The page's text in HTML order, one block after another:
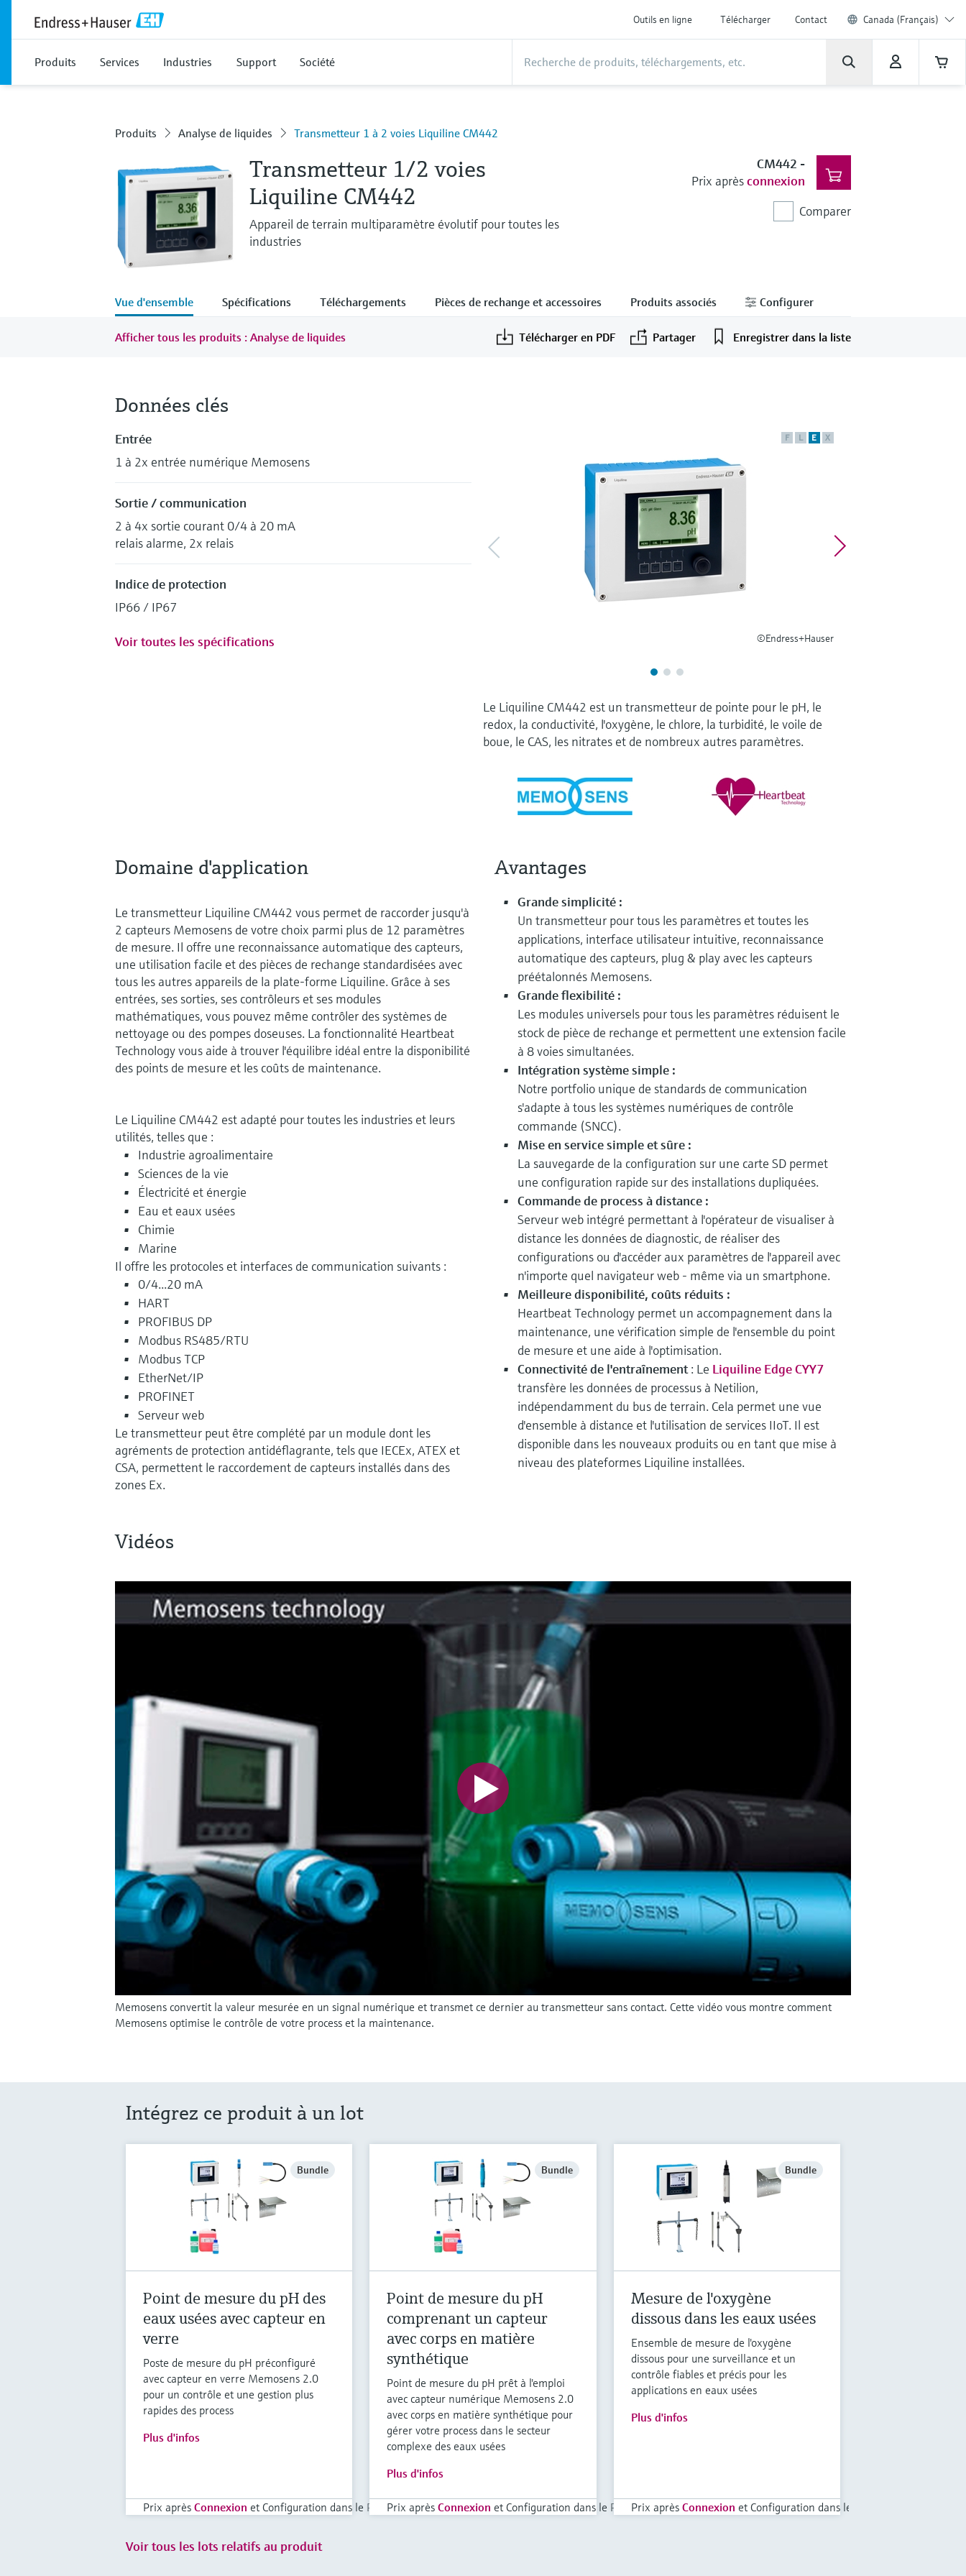
Outils en ligne Télécharger Contact Canada (Français)
Produits Services Industries Support Société
Produits Analyse de liquides Transmetteur 1 à 2 voies Liquiline CM442
Transmetteur 1/2 voies
Liquiline CM442
Appareil de terrain multiparamètre évolutif pour toutes les
industries
CM442 -
Prix aprèsconnexion
Comparer
Vue d'ensemble Spécifications Téléchargements Pièces de rechange et accessoires Produits associés Configurer
Afficher tous les produits : Analyse de liquides Télécharger en PDF Partager Enregistrer dans la liste
F L E X
©Endress+Hauser
Le Liquiline CM442 est un transmetteur de pointe pour le pH, le
redox, la conductivité, l'oxygène, le chlore, la turbidité, le voile de
boue, le CAS, les nitrates et de nombreux autres paramètres.
Données clés
Entrée
1 à 2x entrée numérique Memosens
Sortie / communication
2 à 4x sortie courant 0/4 à 20 mA
relais alarme, 2x relais
Indice de protection
IP66 / IP67
Voir toutes les spécifications
Domaine d'application
Le transmetteur Liquiline CM442 vous permet de raccorder jusqu'à
2 capteurs Memosens de votre choix parmi plus de 12 paramètres
de mesure. Il offre une reconnaissance automatique des capteurs,
une utilisation facile et des pièces de rechange standardisées avec
tous les autres appareils de la plate-forme Liquiline. Grâce à ses
entrées, ses sorties, ses contrôleurs et ses modules
mathématiques, vous pouvez même contrôler des systèmes de
nettoyage ou des pompes doseuses. La fonctionnalité Heartbeat
Technology vous aide à trouver l'équilibre idéal entre la disponibilité
des points de mesure et les coûts de maintenance.
Le Liquiline CM442 est adapté pour toutes les industries et leurs
utilités, telles que :
Industrie agroalimentaire
Sciences de la vie
Électricité et énergie
Eau et eaux usées
Chimie
Marine
Il offre les protocoles et interfaces de communication suivants :
0/4...20 mA
HART
PROFIBUS DP
Modbus RS485/RTU
Modbus TCP
EtherNet/IP
PROFINET
Serveur web
Le transmetteur peut être complété par un module dont les
agréments de protection antidéflagrante, tels que IECEx, ATEX et
CSA, permettent le raccordement de capteurs installés dans des
zones Ex.
Avantages
Grande simplicité :
Un transmetteur pour tous les paramètres et toutes les
applications, interface utilisateur intuitive, reconnaissance
automatique des capteurs, plug & play avec les capteurs
préétalonnés Memosens.
Grande flexibilité :
Les modules universels pour tous les paramètres réduisent le
stock de pièce de rechange et permettent une extension facile
à 8 voies simultanées.
Intégration système simple :
Notre portfolio unique de standards de communication
s'adapte à tous les systèmes numériques de contrôle
commande (SNCC).
Mise en service simple et sûre :
La sauvegarde de la configuration sur une carte SD permet
une configuration rapide sur des installations dupliquées.
Commande de process à distance :
Serveur web intégré permettant à l'opérateur de visualiser à
distance les données de diagnostic, de réaliser des
configurations ou d'accéder aux paramètres de l'appareil avec
n'importe quel navigateur web - même via un smartphone.
Meilleure disponibilité, coûts réduits :
Heartbeat Technology permet un accompagnement dans la
maintenance, une vérification simple de l'ensemble du point
de mesure et une aide à l'optimisation.
Connectivité de l'entraînement: Le Liquiline Edge CYY7
transfère les données de processus à Netilion,
indépendamment du bus de terrain. Cela permet une vue
d'ensemble à distance et l'utilisation de services IIoT. Il est
disponible dans les nouveaux produits ou en tant que mise à
niveau des plateformes Liquiline installées.
Vidéos
Memosens convertit la valeur mesurée en un signal numérique et transmet ce dernier au transmetteur sans contact. Cette vidéo vous montre comment
Memosens optimise le contrôle de votre process et la maintenance.
Intégrez ce produit à un lot
Bundle
Point de mesure du pH des
eaux usées avec capteur en
verre
Poste de mesure du pH préconfiguré
avec capteur en verre Memosens 2.0
pour un contrôle et une gestion plus
rapides des process
Plus d'infos
Prix après Connexion et Configuration dans le Panier
Bundle
Point de mesure du pH
comprenant un capteur
avec corps en matière
synthétique
Point de mesure du pH prêt à l'emploi
avec capteur numérique Memosens 2.0
avec corps en matière synthétique pour
gérer votre process dans le secteur
complexe des eaux usées
Plus d'infos
Prix après Connexion et Configuration dans le Panier
Bundle
Mesure de l'oxygène
dissous dans les eaux usées
Ensemble de mesure de l'oxygène
dissous pour une surveillance et un
contrôle fiables et précis pour les
applications en eaux usées
Plus d'infos
Prix après Connexion et Configuration dans le Panier
Voir tous les lots relatifs au produit